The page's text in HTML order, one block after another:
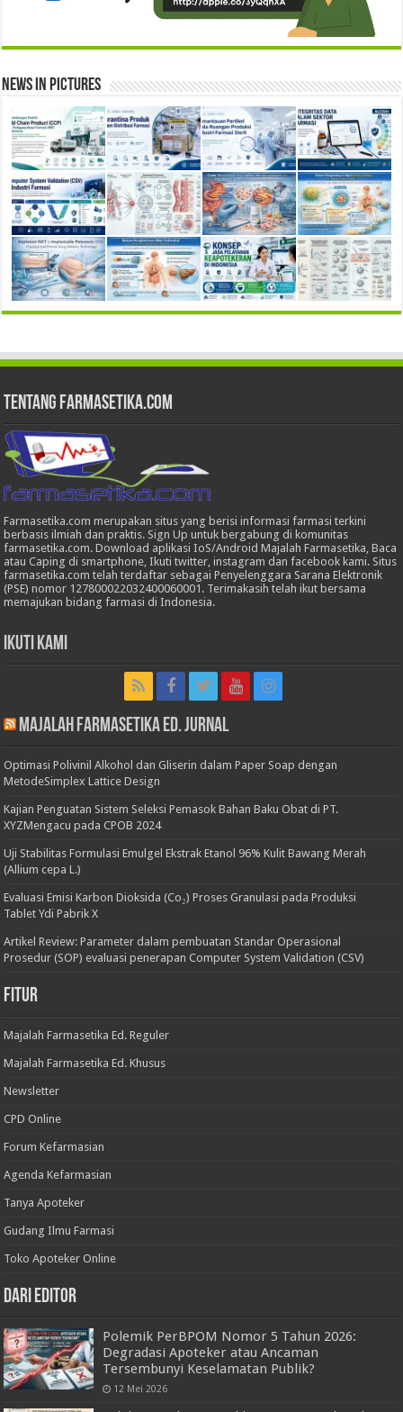
News in Pictures
Tentang Farmasetika.com
Farmasetika.com merupakan situs yang berisi informasi farmasi terkini
berbasis ilmiah dan praktis. Sign Up untuk bergabung di komunitas
farmasetika.com. Download aplikasi IoS/Android Majalah Farmasetika, Baca
atau Caping di smartphone, Ikuti twitter, instagram dan facebook kami. Situs
farmasetika.com telah terdaftar sebagai Penyelenggara Sarana Elektronik
(PSE) nomor 127800022032400060001. Terimakasih telah ikut bersama
memajukan bidang farmasi di Indonesia.
Ikuti Kami
Majalah Farmasetika Ed. Jurnal
Optimasi Polivinil Alkohol dan Gliserin dalam Paper Soap dengan
MetodeSimplex Lattice Design
Kajian Penguatan Sistem Seleksi Pemasok Bahan Baku Obat di PT.
XYZMengacu pada CPOB 2024
Uji Stabilitas Formulasi Emulgel Ekstrak Etanol 96% Kulit Bawang Merah
(Allium cepa L.)
Evaluasi Emisi Karbon Dioksida (Co₂) Proses Granulasi pada Produksi
Tablet Ydi Pabrik X
Artikel Review: Parameter dalam pembuatan Standar Operasional
Prosedur (SOP) evaluasi penerapan Computer System Validation (CSV)
Fitur
Majalah Farmasetika Ed. Reguler
Majalah Farmasetika Ed. Khusus
Newsletter
CPD Online
Forum Kefarmasian
Agenda Kefarmasian
Tanya Apoteker
Gudang Ilmu Farmasi
Toko Apoteker Online
Dari Editor
Polemik PerBPOM Nomor 5 Tahun 2026:
Degradasi Apoteker atau Ancaman
Tersembunyi Keselamatan Publik?
12 Mei 2026